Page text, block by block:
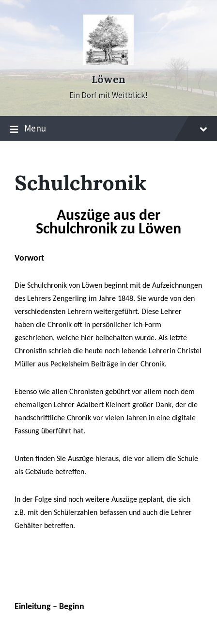
Skip
content
Skip
main
Skip
footer
Löwen
Ein Dorf mit Weitblick!
Menu
Schulchronik
Auszüge aus der
Schulchronik zu Löwen
Vorwort
Die Schulchronik von Löwen beginnt mit de Aufzeichnungen
des Lehrers Zengerling im Jahre 1848. Sie wurde von den
verschiedensten Lehrern weitergeführt. Diese Lehrer
haben die Chronik oft in persönlicher ich-Form
geschrieben, welche hier beibehalten wurde. Als letzte
Chronistin schrieb die heute noch lebende Lehrerin Christel
Müller aus Peckelsheim Beiträge in der Chronik.
Ebenso wie allen Chronisten gebührt vor allem noch dem
ehemaligen Lehrer Adalbert Kleinert großer Dank, der die
handschriftliche Chronik vor vielen Jahren in eine digitale
Fassung überführt hat.
Unten finden Sie Auszüge hieraus, die vor allem die Schule
als Gebäude betreffen.
In der Folge sind noch weitere Auszüge geplant, die sich
z.B. mit den Schülerzahlen befassen und auch die Lehrer
Gehälter betreffen.
Einleitung – Beginn